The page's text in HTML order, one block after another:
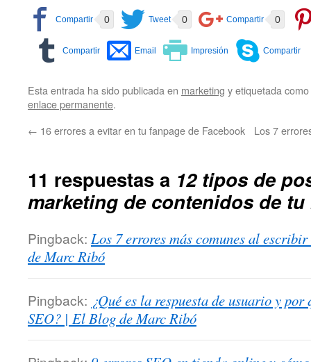
0 0 0
Esta entrada ha sido publicada en marketing y etiquetada como
enlace permanente.
← 16 errores a evitar en tu fanpage de Facebook Los 7
11 respuestas a 12 tipos de
marketing de contenidos de
Pingback: Los 7 errores más comunes al
de Marc Ribó
Pingback: ¿Qué es la respuesta de usuario y
SEO? | El Blog de Marc Ribó